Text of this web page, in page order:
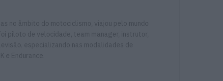
no âmbito do motociclismo, viajou pelo mundo
piloto de velocidade, team manager, instrutor,
especializando nas modalidades de
e Endurance.